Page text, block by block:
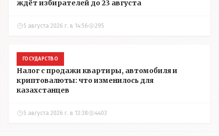
ждёт избирателей до 23 августа
5 августа 2026 г. в 14:56 295
ГОСУДАРСТВО
Налог с продажи квартиры, автомобиля и
криптовалюты: что изменилось для
казахстанцев
5 августа 2026 г. в 13:38 4403